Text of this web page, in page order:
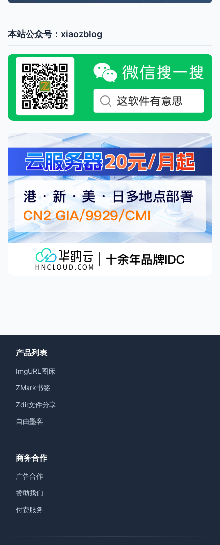
本站公众号：xiaozblog
产品列表
ImgURL图床
ZMark书签
Zdir文件分享
自由墨客
商务合作
广告合作
赞助我们
付费服务